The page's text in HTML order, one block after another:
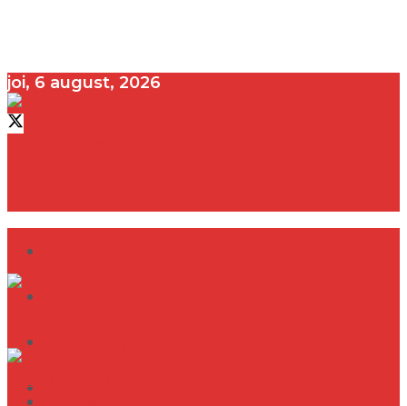
joi, 6 august, 2026